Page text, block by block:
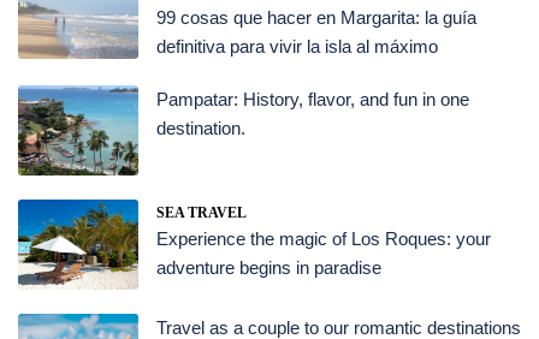
99 cosas que hacer en Margarita: la guía
definitiva para vivir la isla al máximo
Pampatar: History, flavor, and fun in one
destination.
SEA TRAVEL
Experience the magic of Los Roques: your
adventure begins in paradise
Travel as a couple to our romantic destinations